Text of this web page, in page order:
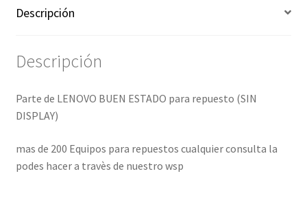
Descripción
Descripción
Parte de LENOVO BUEN ESTADO para repuesto (SIN
DISPLAY)
mas de 200 Equipos para repuestos cualquier consulta la
podes hacer a travès de nuestro wsp